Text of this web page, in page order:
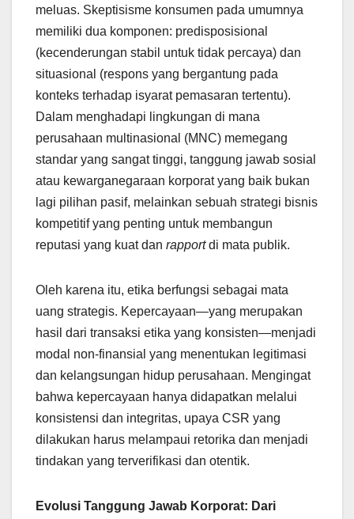
meluas. Skeptisisme konsumen pada umumnya
memiliki dua komponen: predisposisional
(kecenderungan stabil untuk tidak percaya) dan
situasional (respons yang bergantung pada
konteks terhadap isyarat pemasaran tertentu).
Dalam menghadapi lingkungan di mana
perusahaan multinasional (MNC) memegang
standar yang sangat tinggi, tanggung jawab sosial
atau kewarganegaraan korporat yang baik bukan
lagi pilihan pasif, melainkan sebuah strategi bisnis
kompetitif yang penting untuk membangun
reputasi yang kuat dan rapportdi mata publik.
Oleh karena itu, etika berfungsi sebagai mata
uang strategis. Kepercayaan—yang merupakan
hasil dari transaksi etika yang konsisten—menjadi
modal non-finansial yang menentukan legitimasi
dan kelangsungan hidup perusahaan. Mengingat
bahwa kepercayaan hanya didapatkan melalui
konsistensi dan integritas, upaya CSR yang
dilakukan harus melampaui retorika dan menjadi
tindakan yang terverifikasi dan otentik.
Evolusi Tanggung Jawab Korporat: Dari